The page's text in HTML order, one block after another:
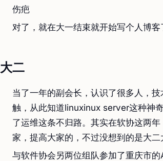
伤疤
对了，就在大一结束就开始写个人博客
大二
当了一年的副会长，认识了很多人，
触，从此知道linuxinux server这种神
了运维这条不归路。其实在软协这两
家，提高大家的，不过没想到的是大二
与软件协会另两位组队参加了重庆市